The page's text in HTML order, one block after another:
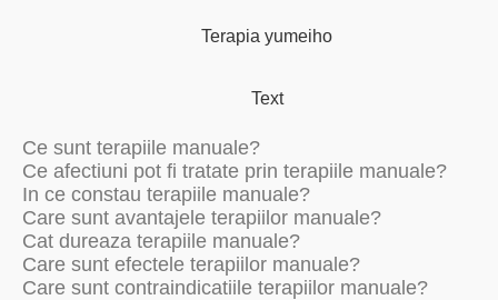
Terapia yumeiho
Text
Ce sunt terapiile manuale?
Ce afectiuni pot fi tratate prin terapiile manuale?
In ce constau terapiile manuale?
Care sunt avantajele terapiilor manuale?
Cat dureaza terapiile manuale?
Care sunt efectele terapiilor manuale?
Care sunt contraindicatiile terapiilor manuale?